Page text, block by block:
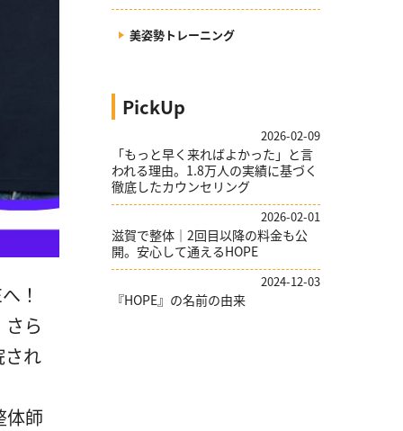
！
ら
され
体師
美姿勢トレーニング
PickUp
「もっと早く来ればよかった」と言
われる理由。1.8万人の実績に基づく
徹底したカウンセリング
2026-02-09
滋賀で整体｜2回目以降の料金も公
開。安心して通えるHOPE
2026-02-01
『HOPE』の名前の由来
2024-12-03